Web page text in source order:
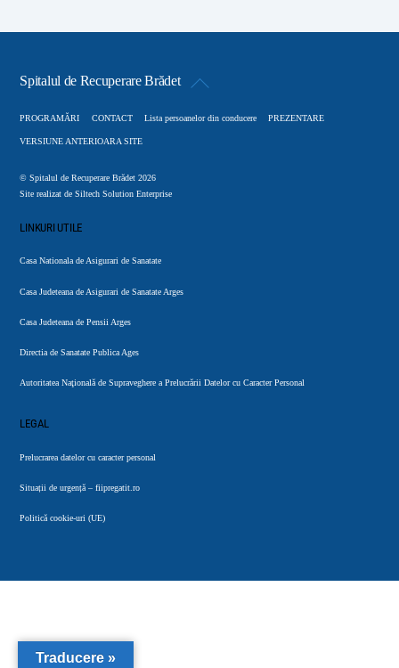
Back
Spitalul de Recuperare Brădet
PROGRAMĂRI CONTACT Lista persoanelor din conducere PREZENTARE
VERSIUNE ANTERIOARA SITE
©Spitalul de Recuperare Brădet 2026
Site realizat deSiltech Solution Enterprise
LINKURI UTILE
Casa Nationala de Asigurari de Sanatate
Casa Judeteana de Asigurari de Sanatate Arges
Casa Judeteana de Pensii Arges
Directia de Sanatate Publica Ages
Autoritatea Naţională de Supraveghere a Prelucrării Datelor cu Caracter Personal
LEGAL
Prelucrarea datelor cu caracter personal
Situații de urgență – fiipregatit.ro
Politică cookie-uri (UE)
Traducere »